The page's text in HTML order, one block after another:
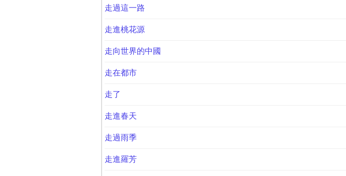
走過這一路
走進桃花源
走向世界的中國
走在都市
走了
走進春天
走過雨季
走進羅芳